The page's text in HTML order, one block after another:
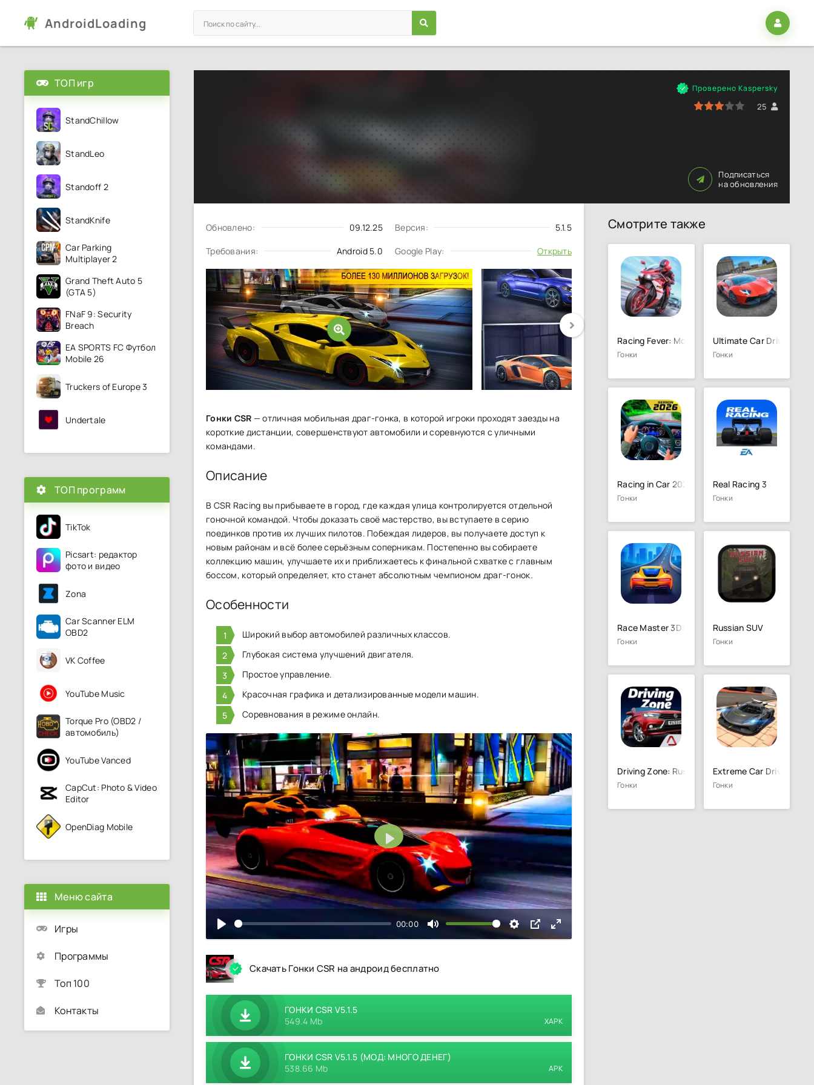
AndroidLoading
5.1.5
Проверено Kaspersky
25
Скачать
Подписаться
на обновления
Обновлено: 09.12.25 Версия: 5.1.5
Требования: Android 5.0 Google Play: Открыть
Гонки CSR — отличная мобильная драг-гонка, в которой игроки проходят заезды на
короткие дистанции, совершенствуют автомобили и соревнуются с уличными
командами.
Описание
В CSR Racing вы прибываете в город, где каждая улица контролируется отдельной
гоночной командой. Чтобы доказать своё мастерство, вы вступаете в серию
поединков против их лучших пилотов. Побеждая лидеров, вы получаете доступ к
новым районам и всё более серьёзным соперникам. Постепенно вы собираете
коллекцию машин, улучшаете их и приближаетесь к финальной схватке с главным
боссом, который определяет, кто станет абсолютным чемпионом драг-гонок.
Особенности
Широкий выбор автомобилей различных классов.
Глубокая система улучшений двигателя.
Простое управление.
Красочная графика и детализированные модели машин.
Соревнования в режиме онлайн.
00:00
Воспроизвести
Скачать Гонки CSR на андроид бесплатно
ГОНКИ CSR V5.1.5
549.4 Mb
XAPK
ГОНКИ CSR V5.1.5 (МОД: МНОГО ДЕНЕГ)
538.66 Mb
APK
Смотрите также
Racing Fever: Moto
Гонки
Ultimate Car Driving
Гонки
Racing in Car 2021
Гонки
Real Racing 3
Гонки
Race Master 3D: Гоночная игра
Гонки
Russian SUV
Гонки
Driving Zone: Russia
Гонки
Extreme Car Driving
Гонки
ТОП игр
StandChillow
StandLeo
Standoff 2
StandKnife
Car Parking
Multiplayer 2
Grand Theft Auto 5
(GTA 5)
FNaF 9: Security
Breach
EA SPORTS FC Футбол
Mobile 26
Truckers of Europe 3
Undertale
ТОП программ
TikTok
Picsart: редактор
фото и видео
Zona
Car Scanner ELM
OBD2
VK Coffee
YouTube Music
Torque Pro (OBD2 /
автомобиль)
YouTube Vanced
CapCut: Photo & Video
Editor
OpenDiag Mobile
Меню сайта
Игры
Программы
Топ 100
Контакты